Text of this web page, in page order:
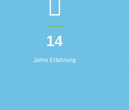
14
Jahre Erfahrung